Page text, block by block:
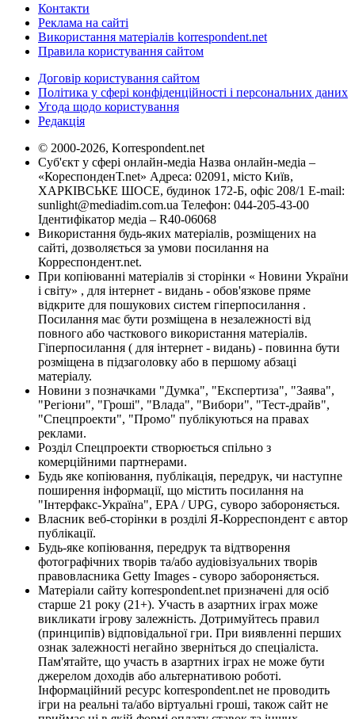
Контакти
Реклама на сайті
Використання матеріалів korrespondent.net
Правила користування сайтом
Договір користування сайтом
Політика у сфері конфіденційності і персональних даних
Угода щодо користування
Редакція
© 2000-2026, Korrespondent.net
Суб'єкт у сфері онлайн-медіа Назва онлайн-медіа –
«КореспонденТ.net» Адреса: 02091, місто Київ,
ХАРКІВСЬКЕ ШОСЕ, будинок 172-Б, офіс 208/1 E-mail:
sunlight@mediadim.com.ua Телефон: 044-205-43-00
Ідентифікатор медіа – R40-06068
Використання будь-яких матеріалів, розміщених на
сайті, дозволяється за умови посилання на
Корреспондент.net.
При копіюванні матеріалів зі сторінки « Новини України
і світу» , для інтернет - видань - обов'язкове пряме
відкрите для пошукових систем гіперпосилання .
Посилання має бути розміщена в незалежності від
повного або часткового використання матеріалів.
Гіперпосилання ( для інтернет - видань) - повинна бути
розміщена в підзаголовку або в першому абзаці
матеріалу.
Новини з позначками "Думка", "Експертиза", "Заява",
"Регіони", "Гроші", "Влада", "Вибори", "Тест-драйв",
"Спецпроекти", "Промо" публікуються на правах
реклами.
Розділ Спецпроекти створюється спільно з
комерційними партнерами.
Будь яке копіювання, публікація, передрук, чи наступне
поширення інформації, що містить посилання на
"Інтерфакс-Україна", EPA / UPG, суворо забороняється.
Власник веб-сторінки в розділі Я-Корреспондент є автор
публікації.
Будь-яке копіювання, передрук та відтворення
фотографічних творів та/або аудіовізуальних творів
правовласника Getty Images - суворо забороняється.
Матеріали сайту korrespondent.net призначені для осіб
старше 21 року (21+). Участь в азартних іграх може
викликати ігрову залежність. Дотримуйтесь правил
(принципів) відповідальної гри. При виявленні перших
ознак залежності негайно зверніться до спеціаліста.
Пам'ятайте, що участь в азартних іграх не може бути
джерелом доходів або альтернативою роботі.
Інформаційний ресурс korrespondent.net не проводить
ігри на реальні та/або віртуальні гроші, також сайт не